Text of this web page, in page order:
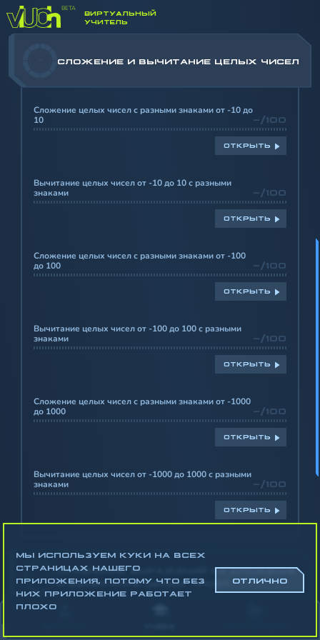
ВИРТУАЛЬНЫЙ
УЧИТЕЛЬ
СЛОЖЕНИЕ И ВЫЧИТАНИЕ ЦЕЛЫХ ЧИСЕЛ
Сложение целых чисел с разными знаками от -10 до
10
-/100
ОТКРЫТЬ
Вычитание целых чисел от -10 до 10 с разными
знаками
-/100
ОТКРЫТЬ
Сложение целых чисел с разными знаками от -100
до 100
-/100
ОТКРЫТЬ
Вычитание целых чисел от -100 до 100 с разными
знаками
-/100
ОТКРЫТЬ
Сложение целых чисел с разными знаками от -1000
до 1000
-/100
ОТКРЫТЬ
Вычитание целых чисел от -1000 до 1000 с разными
знаками
-/100
ОТКРЫТЬ
СРАВНЕНИЕ ВЫРАЖЕНИЙ НА СЛОЖЕНИЕ
И ВЫЧИТАНИЕ ЦЕЛЫХ ЧИСЕЛ
УМНОЖЕНИЕ И ДЕЛЕНИЕ
МЫ ИСПОЛЬЗУЕМ КУКИ НА ВСЕХ
СТРАНИЦАХ НАШЕГО
ПРИЛОЖЕНИЯ, ПОТОМУ ЧТО БЕЗ
НИХ ПРИЛОЖЕНИЕ РАБОТАЕТ
ПЛОХО
ОТЛИЧНО